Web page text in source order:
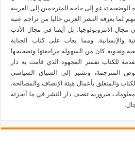
تدعو إلى حاجة المترجمين إلى العربية
لما يعرفه النشر العربي حاليا من تراجم غنية
الانتروبولوجيا، بل أيضا في مجال الأدب
والإنسانية. ومما يعاب على كتاب الجناية
ونحوية كان من السهولة مراجعتها وتصحيحها
للكتاب تفسر المجهود الذي قامت به دار
المترجمة، وتشير إلى السياق السياسي
والمتعلق بأعمال هيئة الإنصاف والمصالحة،
ضرورية تنصف دار النشر في ما أنجزته